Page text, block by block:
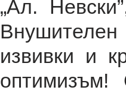
„Ал.
извивки и
оптимизъм!